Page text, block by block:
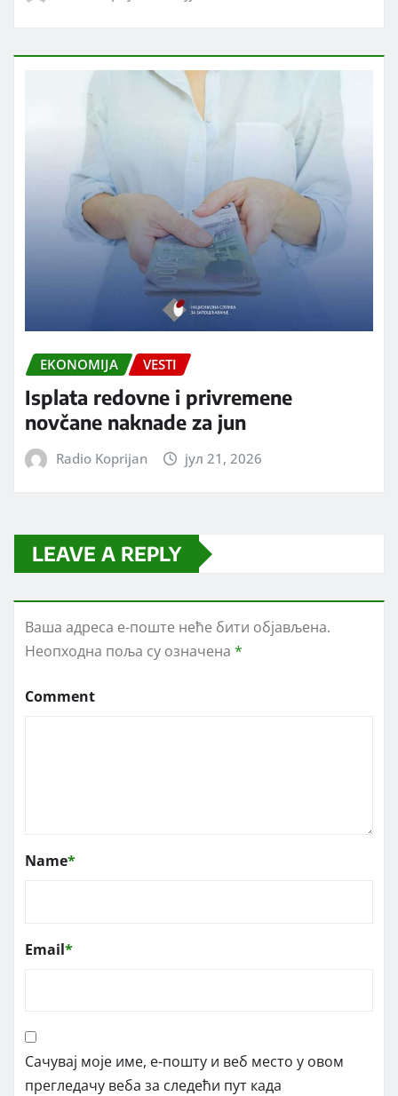
EKONOMIJA VESTI
Isplata redovne i privremene
novčane naknade za jun
Radio Koprijan јул 21, 2026
LEAVE A REPLY
Ваша адреса е-поште неће бити објављена.
Неопходна поља су означена *
Comment
Name*
Email*
Сачувај моје име, е-пошту и веб место у овом
прегледачу веба за следећи пут када